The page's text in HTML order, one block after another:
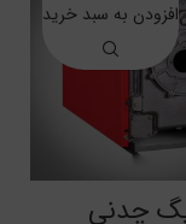
چدنی
افزودن به سبد خرید